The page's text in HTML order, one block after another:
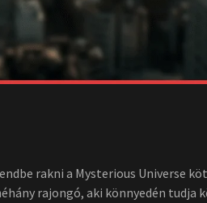
rakni a Mysterious Universe
rajongó, aki könnyedén tudja